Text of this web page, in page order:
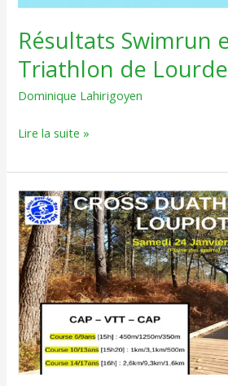
Résultats Swimrun
Triathlon de
Dominique Lahirigoyen
Lire la suite »
Résultats
Cross
triathlon
des
Loupiotes
2026